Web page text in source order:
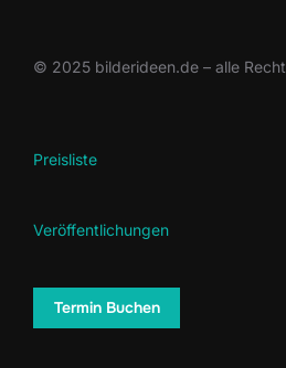
© 2025 bilderideen.de – alle
Preisliste
Veröffentlichungen
Termin Buchen